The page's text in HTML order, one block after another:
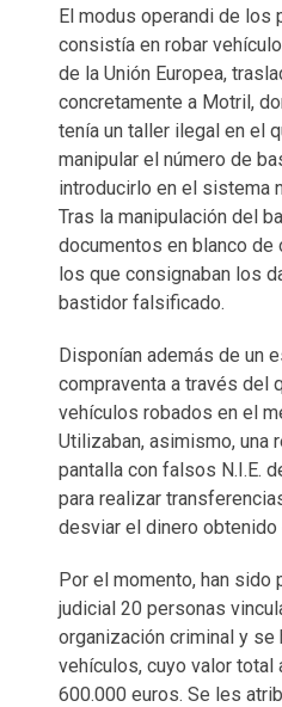
El modus operandi de los
consistía en robar
de la Unión Europea,
concretamente a Motril,
tenía un taller ilegal en el
manipular el número de
introducirlo en el sistema
Tras la manipulación del
documentos en blanco de
los que consignaban los
bastidor falsificado.
Disponían además de un
compraventa a través del
vehículos robados en el
Utilizaban, asimismo, una
pantalla con falsos N.I.E.
para realizar
desviar el dinero obtenido
Por el momento, han
judicial 20 personas
organización criminal y se
vehículos, cuyo valor total
600.000 euros. Se les